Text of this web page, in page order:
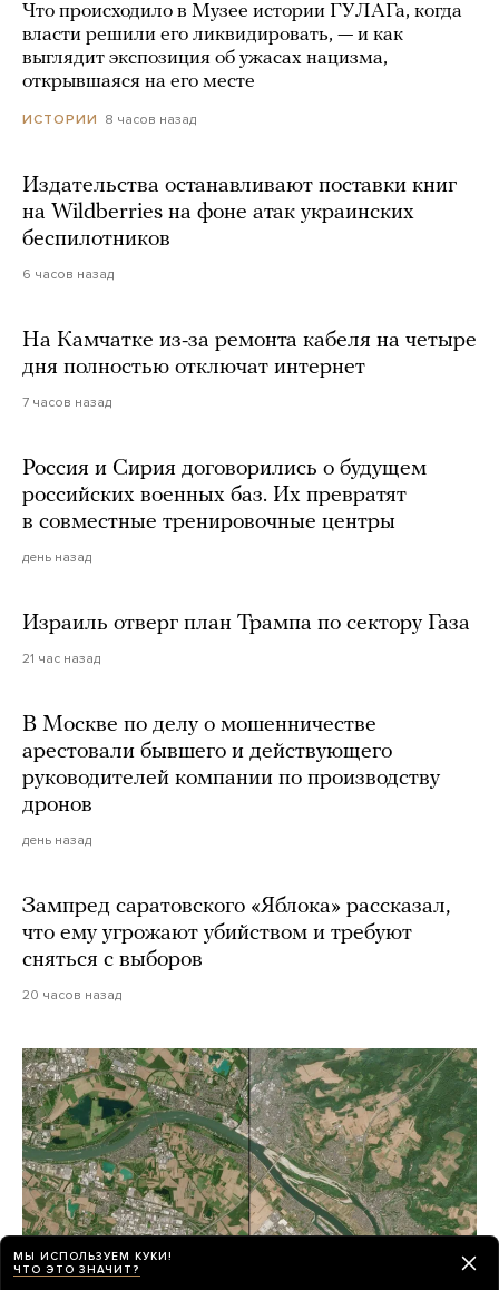
Что происходило в Музее истории ГУЛАГа, когда
власти решили его ликвидировать, — и как
выглядит экспозиция об ужасах нацизма,
открывшаяся на его месте
ИСТОРИИ 8 часов назад
Издательства останавливают поставки книг
на Wildberries на фоне атак украинских
беспилотников
6 часов назад
На Камчатке из-за ремонта кабеля на четыре
дня полностью отключат интернет
7 часов назад
Россия и Сирия договорились о будущем
российских военных баз. Их превратят
в совместные тренировочные центры
день назад
Израиль отверг план Трампа по сектору Газа
21 час назад
В Москве по делу о мошенничестве
арестовали бывшего и действующего
руководителей компании по производству
дронов
день назад
Зампред саратовского «Яблока» рассказал,
что ему угрожают убийством и требуют
сняться с выборов
20 часов назад
МЫ ИСПОЛЬЗУЕМ КУКИ!
ЧТО ЭТО ЗНАЧИТ?